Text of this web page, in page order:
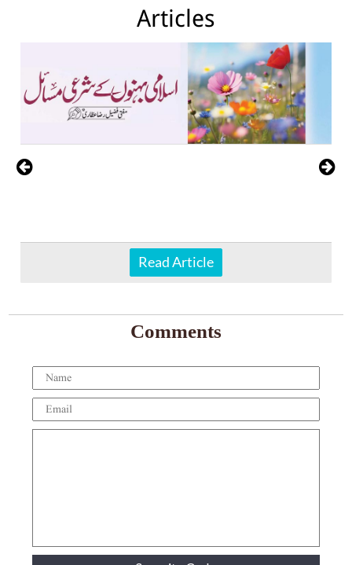
Articles
Read Article
Comments